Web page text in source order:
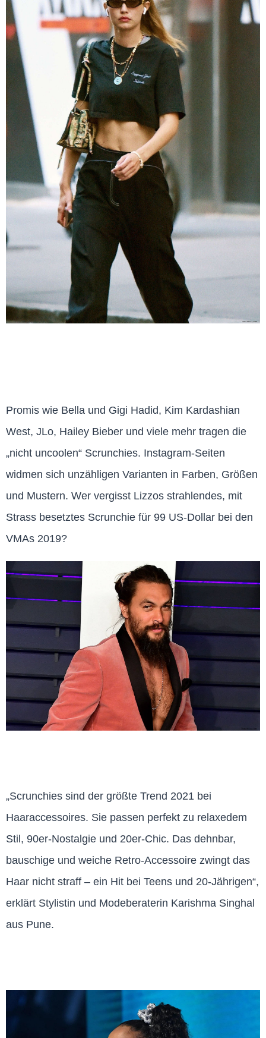
Promis wie Bella und Gigi Hadid, Kim Kardashian
West, JLo, Hailey Bieber und viele mehr tragen die
„nicht uncoolen“ Scrunchies. Instagram-Seiten
widmen sich unzähligen Varianten in Farben, Größen
und Mustern. Wer vergisst Lizzos strahlendes, mit
Strass besetztes Scrunchie für 99 US-Dollar bei den
VMAs 2019?
„Scrunchies sind der größte Trend 2021 bei
Haaraccessoires. Sie passen perfekt zu relaxedem
Stil, 90er-Nostalgie und 20er-Chic. Das dehnbar,
bauschige und weiche Retro-Accessoire zwingt das
Haar nicht straff – ein Hit bei Teens und 20-Jährigen“,
erklärt Stylistin und Modeberaterin Karishma Singhal
aus Pune.